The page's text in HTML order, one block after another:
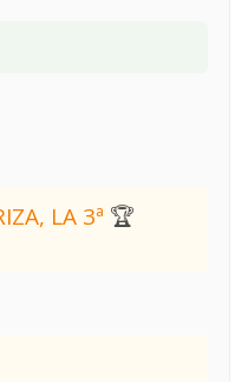
LA 3ª 🏆